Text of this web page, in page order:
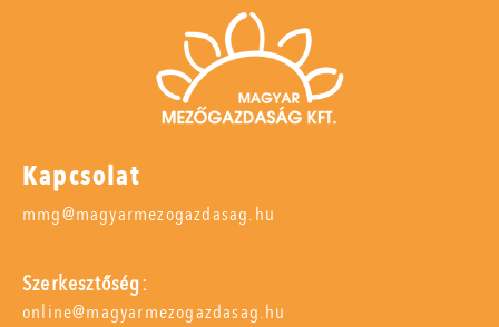
Kapcsolat
mmg@magyarmezogazdasag.hu
Szerkesztőség:
online@magyarmezogazdasag.hu